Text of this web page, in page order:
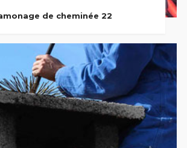
de cheminée 22